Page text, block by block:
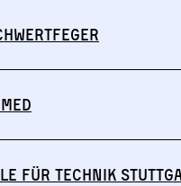
für Technik